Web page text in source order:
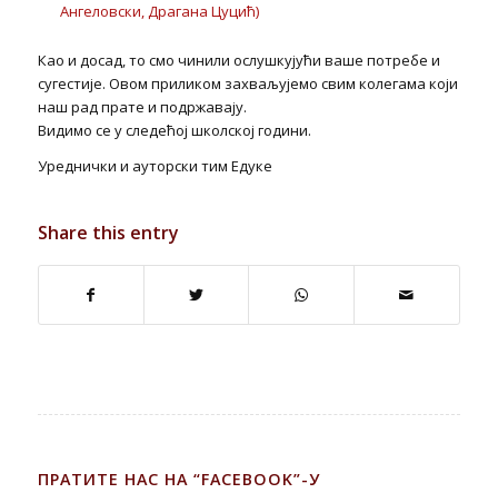
Ангеловски, Драгана Цуцић)
Као и досад, то смо чинили ослушкујући ваше потребе и
сугестије. Овом приликом захваљујемо свим колегама који
наш рад прате и подржавају.
Видимо се у следећој школској години.
Уреднички и ауторски тим Едуке
Share this entry
ПРАТИТЕ НАС НА “FACEBOOK”-У